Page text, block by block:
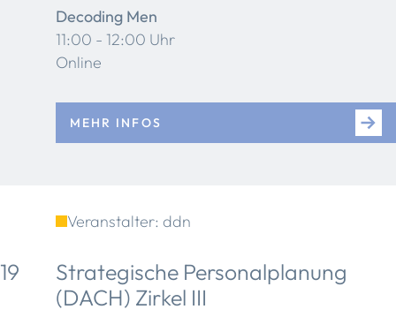
Decoding Men
11:00 - 12:00 Uhr
Online
MEHR INFOS
Veranstalter: ddn
19
Strategische Personalplanung
(DACH) Zirkel III